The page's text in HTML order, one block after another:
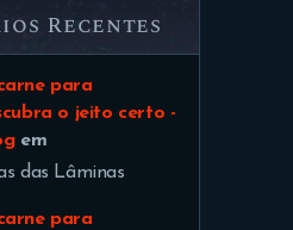
Recentes
para
o jeito certo -
em
das Lâminas
para